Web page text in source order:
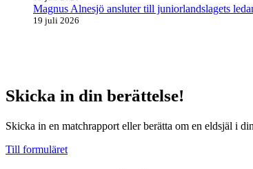
Magnus Alnesjö ansluter till juniorlandslagets
19 juli 2026
Skicka in din berättelse!
Skicka in en matchrapport eller berätta om en eldsjäl i
Till formuläret